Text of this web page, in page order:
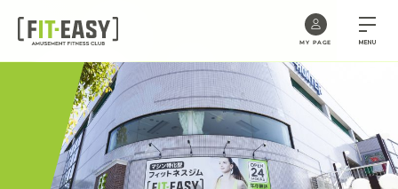
content
MY PAGE MENU